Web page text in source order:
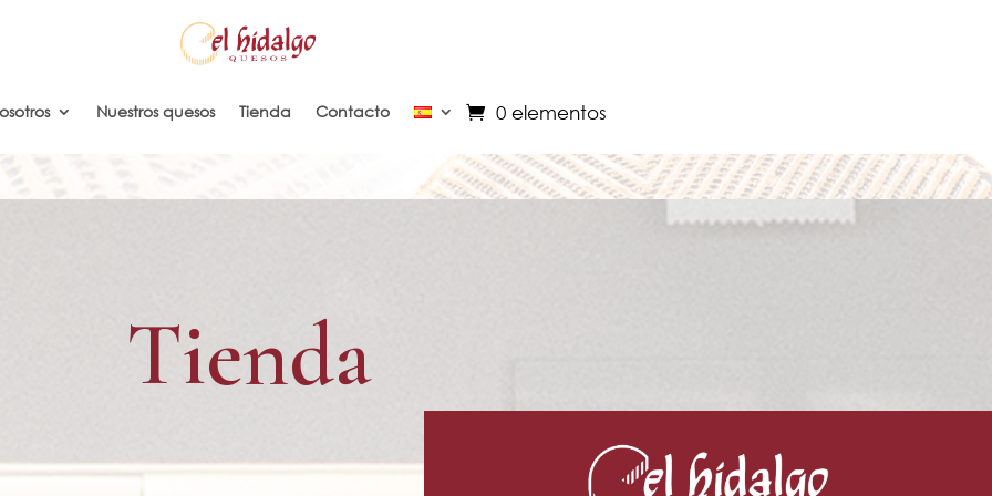
Nuestros quesos Tienda Contacto 0 elementos
Tienda